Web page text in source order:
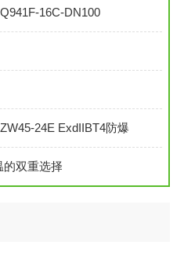
16C-DN100
24E ExdIIBT4防爆
的双重选择